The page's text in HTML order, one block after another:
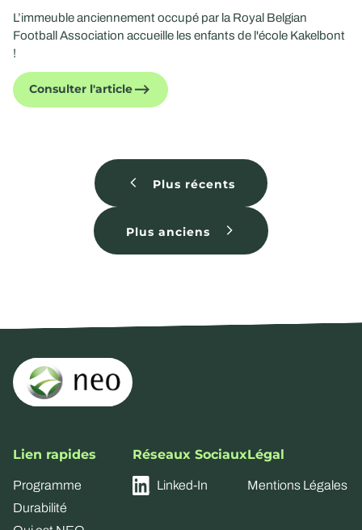
L’immeuble anciennement occupé par la Royal Belgian
Football Association accueille les enfants de l'école Kakelbont
!
Consulter l'article
Plus récents
Plus anciens
Lien rapides
Programme
Durabilité
Réseaux Sociaux
Linked-In
Légal
Mentions Légales